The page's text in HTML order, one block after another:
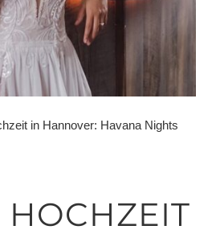
in Hannover: Havana Nights
HOCHZEIT